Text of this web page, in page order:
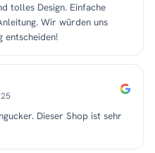
tolles Design. Einfache
Wir würden uns
entscheiden!
Dieser Shop ist sehr